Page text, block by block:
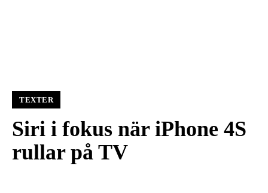
TEXTER
Siri i fokus när iPhone 4S
rullar på TV